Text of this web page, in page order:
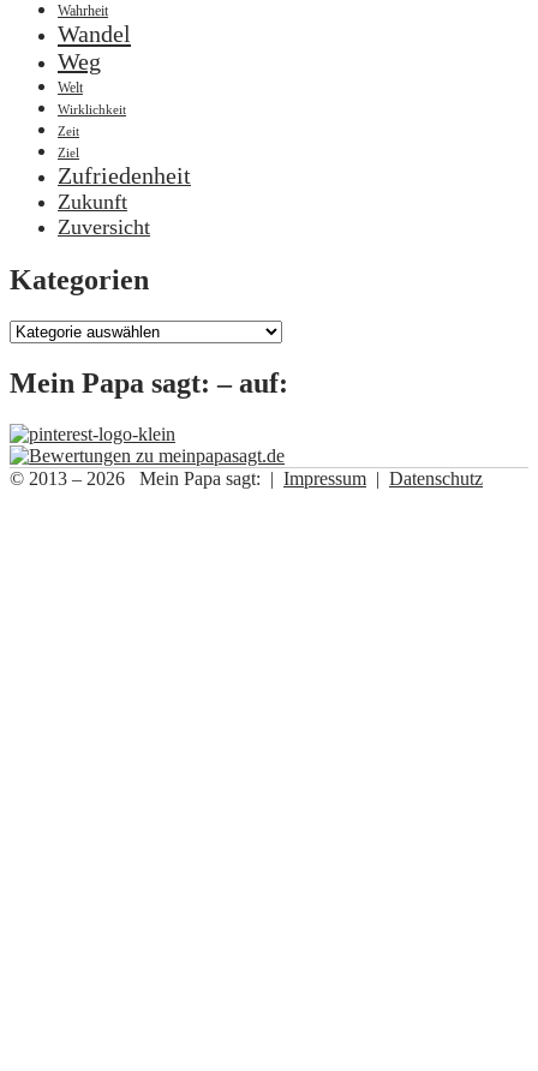
Wahrheit
Wandel
Weg
Welt
Wirklichkeit
Zeit
Ziel
Zufriedenheit
Zukunft
Zuversicht
Kategorien
Kategorien
Mein Papa sagt: – auf:
© 2013 – 2026 Mein Papa sagt: | Impressum | Datenschutz